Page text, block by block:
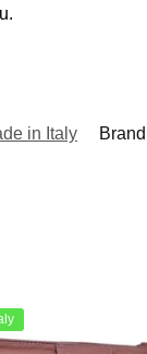
in Italy